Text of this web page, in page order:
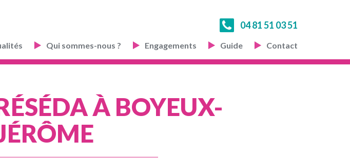
04 81 51 03 51
Qui sommes-nous ? Engagements Guide Contact
À BOYEUX-